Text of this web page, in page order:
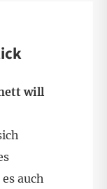
will
auch